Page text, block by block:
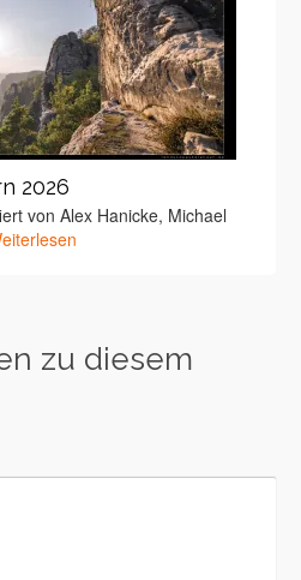
2026
von Alex Hanicke, Michael
zu diesem